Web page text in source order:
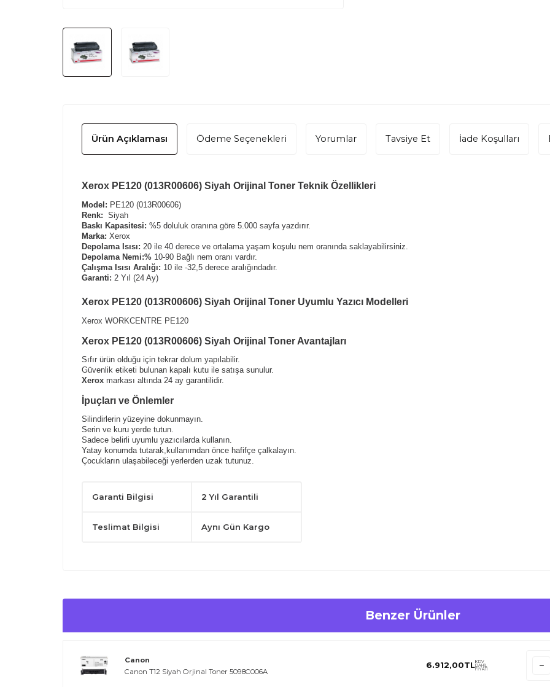
Ürün Açıklaması Ödeme Seçenekleri Yorumlar Tavsiye Et İade Koşulları
Xerox PE120 (013R00606) Siyah Orijinal Toner Teknik Özellikleri
Model: PE120 (013R00606)
Renk: Siyah
Baskı Kapasitesi: %5 doluluk oranına göre 5.000 sayfa yazdırır.
Marka: Xerox
Depolama Isısı: 20 ile 40 derece ve ortalama yaşam koşulu nem oranında saklayabilirsiniz.
Depolama Nemi:% 10-90 Bağlı nem oranı vardır.
Çalışma Isısı Aralığı: 10 ile -32,5 derece aralığındadır.
Garanti: 2 Yıl (24 Ay)
Xerox PE120 (013R00606) Siyah Orijinal Toner Uyumlu Yazıcı Modelleri
Xerox WORKCENTRE PE120
Xerox PE120 (013R00606) Siyah Orijinal Toner Avantajları
Sıfır ürün olduğu için tekrar dolum yapılabilir.
Güvenlik etiketi bulunan kapalı kutu ile satışa sunulur.
Xerox markası altında 24 ay garantilidir.
İpuçları ve Önlemler
Silindirlerin yüzeyine dokunmayın.
Serin ve kuru yerde tutun.
Sadece belirli uyumlu yazıcılarda kullanın.
Yatay konumda tutarak,kullanımdan önce hafifçe çalkalayın.
Çocukların ulaşabileceği yerlerden uzak tutunuz.
Garanti Bilgisi 2 Yıl Garantili
Teslimat Bilgisi Aynı Gün Kargo
Benzer Ürünler
Canon
Canon T12 Siyah Orjinal Toner 5098C006A
6.912,00TLKDV
DAHİL
FİYATI